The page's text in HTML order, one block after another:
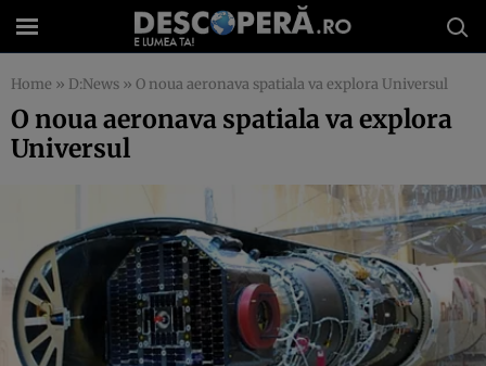
Home » D:News » O noua aeronava spatiala va explora Universul
O noua aeronava spatiala va explora
Universul